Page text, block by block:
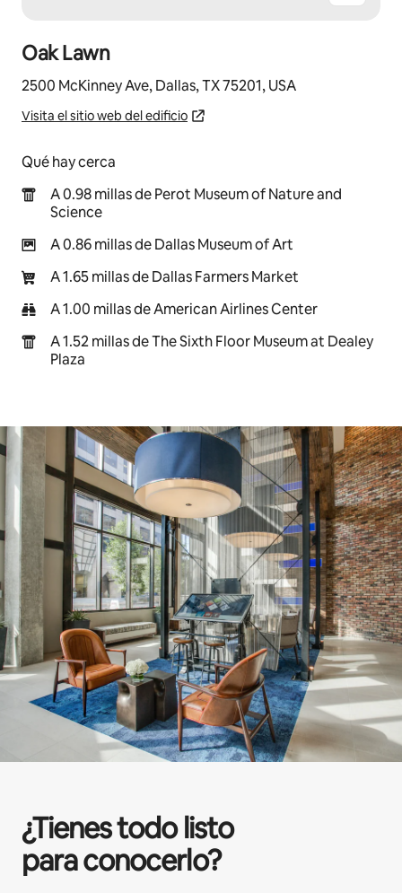
Oak Lawn
2500 McKinney Ave, Dallas, TX 75201, USA
Visita el sitio web del edificio
Qué hay cerca
A 0.98 millas de Perot Museum of Nature and
Science
A 0.86 millas de Dallas Museum of Art
A 1.65 millas de Dallas Farmers Market
A 1.00 millas de American Airlines Center
A 1.52 millas de The Sixth Floor Museum at Dealey
Plaza
¿Tienes todo listo
para conocerlo?